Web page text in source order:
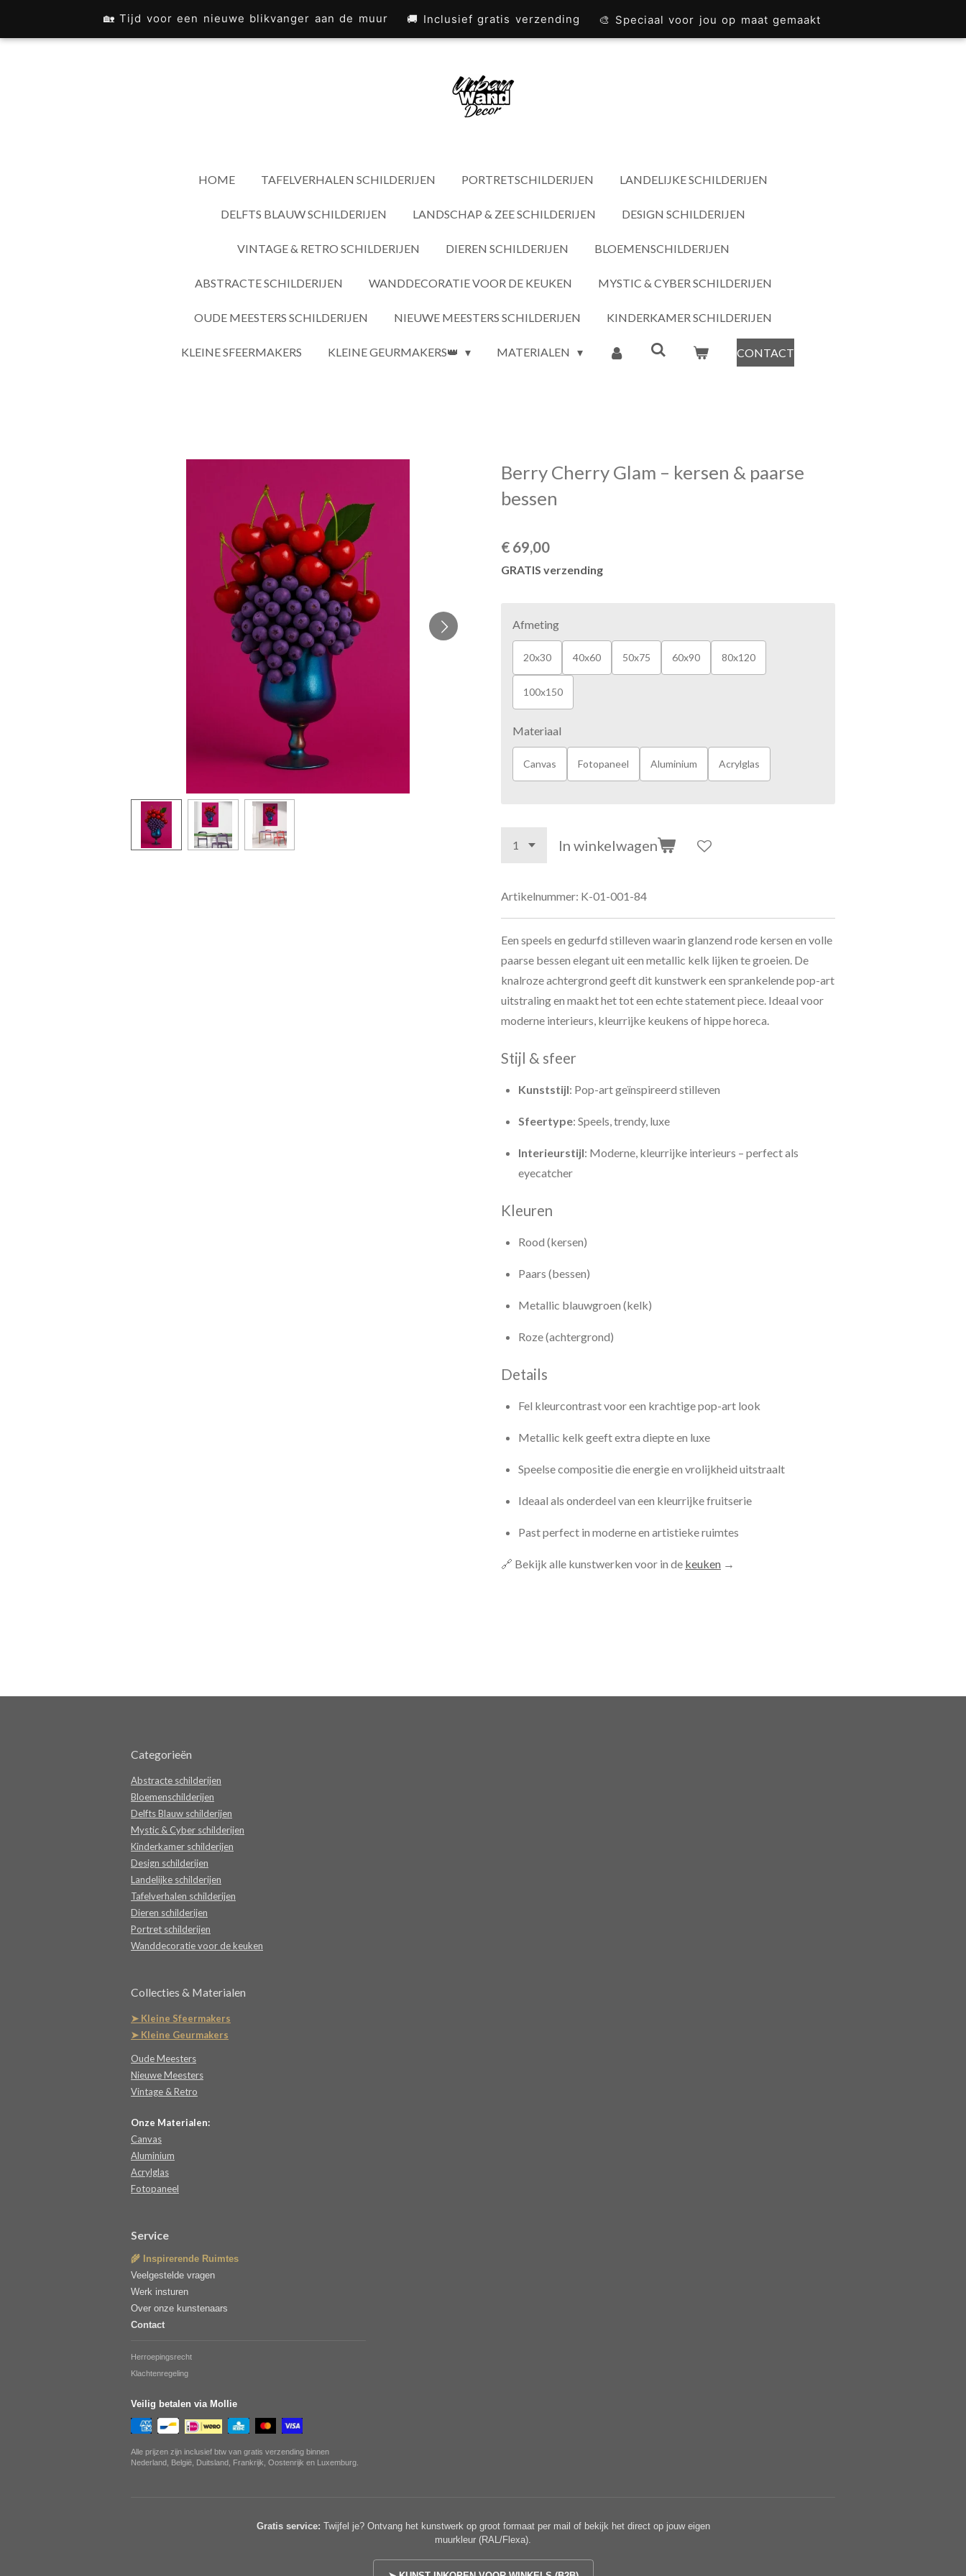
🏡 Tijd voor een nieuwe blikvanger aan de muur 🚚 Inclusief gratis verzending 🎨 Speciaal voor jou op maat gemaakt
direct
HOME TAFELVERHALEN SCHILDERIJEN PORTRETSCHILDERIJEN LANDELIJKE SCHILDERIJEN
DELFTS BLAUW SCHILDERIJEN LANDSCHAP & ZEE SCHILDERIJEN DESIGN SCHILDERIJEN
VINTAGE & RETRO SCHILDERIJEN DIEREN SCHILDERIJEN BLOEMENSCHILDERIJEN
ABSTRACTE SCHILDERIJEN WANDDECORATIE VOOR DE KEUKEN MYSTIC & CYBER SCHILDERIJEN
OUDE MEESTERS SCHILDERIJEN NIEUWE MEESTERS SCHILDERIJEN KINDERKAMER SCHILDERIJEN
KLEINE SFEERMAKERS KLEINE GEURMAKERS👑 MATERIALEN CONTACT
Berry Cherry Glam – kersen & paarse
bessen
€ 69,00
GRATIS verzending
Afmeting
20x30 40x60 50x75 60x90 80x120
100x150
Materiaal
Canvas Fotopaneel Aluminium Acrylglas
In winkelwagen
Artikelnummer: K-01-001-84
Een speels en gedurfd stilleven waarin glanzend rode kersen en volle
paarse bessen elegant uit een metallic kelk lijken te groeien. De
knalroze achtergrond geeft dit kunstwerk een sprankelende pop-art
uitstraling en maakt het tot een echte statement piece. Ideaal voor
moderne interieurs, kleurrijke keukens of hippe horeca.
Stijl & sfeer
Kunststijl: Pop-art geïnspireerd stilleven
Sfeertype: Speels, trendy, luxe
Interieurstijl: Moderne, kleurrijke interieurs – perfect als
eyecatcher
Kleuren
Rood (kersen)
Paars (bessen)
Metallic blauwgroen (kelk)
Roze (achtergrond)
Details
Fel kleurcontrast voor een krachtige pop-art look
Metallic kelk geeft extra diepte en luxe
Speelse compositie die energie en vrolijkheid uitstraalt
Ideaal als onderdeel van een kleurrijke fruitserie
Past perfect in moderne en artistieke ruimtes
🔗 Bekijk alle kunstwerken voor in de keuken →
Categorieën
Abstracte schilderijen
Bloemenschilderijen
Delfts Blauw schilderijen
Mystic & Cyber schilderijen
Kinderkamer schilderijen
Design schilderijen
Landelijke schilderijen
Tafelverhalen schilderijen
Dieren schilderijen
Portret schilderijen
Wanddecoratie voor de keuken
Collecties & Materialen
➤ Kleine Sfeermakers
➤ Kleine Geurmakers
Oude Meesters
Nieuwe Meesters
Vintage & Retro
Onze Materialen:
Canvas
Aluminium
Acrylglas
Fotopaneel
Service
🌾 Inspirerende Ruimtes
Veelgestelde vragen
Werk insturen
Over onze kunstenaars
Contact
Herroepingsrecht
Klachtenregeling
Veilig betalen via Mollie
Alle prijzen zijn inclusief btw van gratis verzending binnen
Nederland, België, Duitsland, Frankrijk, Oostenrijk en Luxemburg.
Gratis service: Twijfel je? Ontvang het kunstwerk op groot formaat per mail of bekijk het direct op jouw eigen
muurkleur (RAL/Flexa).